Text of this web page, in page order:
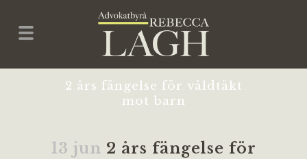
2 års fängelse för våldtäkt
mot barn
13 jun 2 års fängelse för